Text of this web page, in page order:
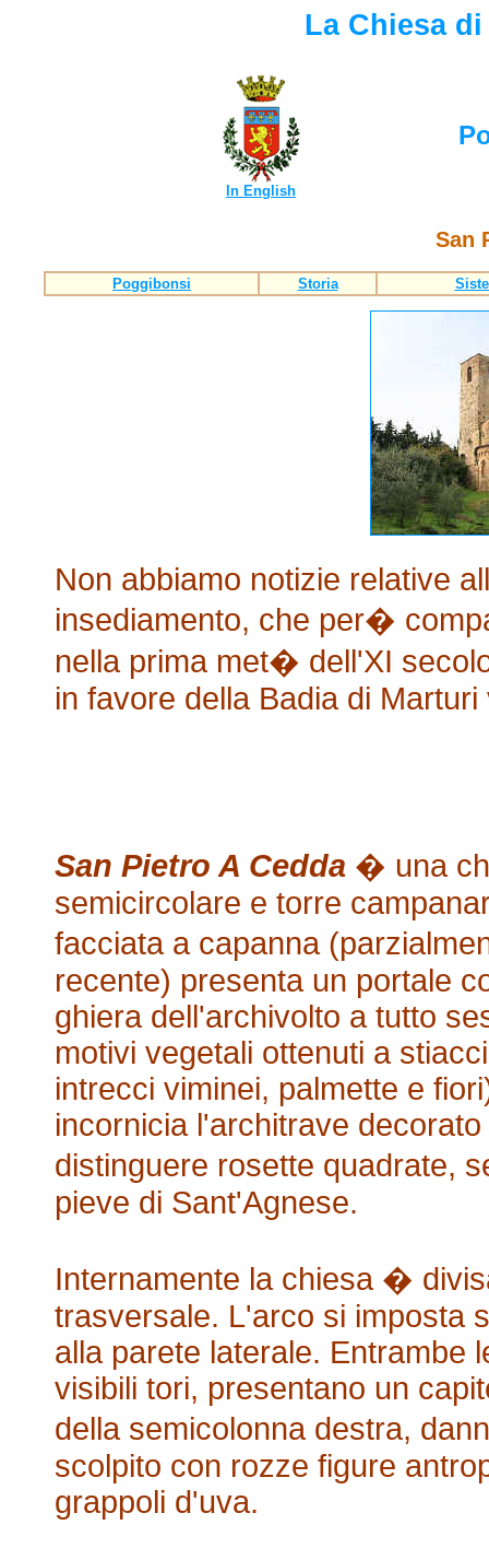
La Chiesa
In English
San
Poggibonsi Storia
Non abbiamo notizie relative
insediamento, che per�
nella prima met� dell'XI
in favore della Badia di
San Pietro A Cedda � una
semicircolare e torre
facciata a capanna
recente) presenta un portale
ghiera dell'archivolto a tutto
motivi vegetali ottenuti a
intrecci viminei, palmette e
incornicia l'architrave
distinguere rosette quadrate,
pieve di Sant'Agnese.
Internamente la chiesa �
trasversale. L'arco si imposta
alla parete laterale. Entrambe
visibili tori, presentano un
della semicolonna destra,
scolpito con rozze figure
grappoli d'uva.